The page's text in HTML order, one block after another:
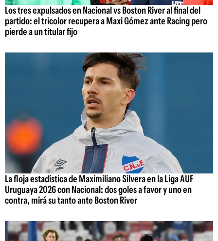
Los tres expulsados en Nacional vs Boston River al final del
partido: el tricolor recupera a Maxi Gómez ante Racing pero
pierde a un titular fijo
La floja estadística de Maximiliano Silvera en la Liga AUF
Uruguaya 2026 con Nacional: dos goles a favor y uno en
contra, mirá su tanto ante Boston River